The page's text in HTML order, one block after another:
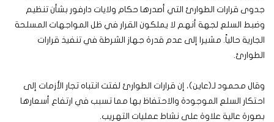
جدوى قرارات الطوارئ التي أصدرها حكام ولايات دارفور بشأن تنظيم
وضبط السلع لجهة أنهم لا يملكون القرار في ظل المواجهات المسلحة
الجارية حالياً. مشيرا إلى عدم قدرة جهاز الشرطة في تنفيذ قرارات
الطوارئ.
وقال محمود لـ(عاين)، إن قرارات الطوارئ لفتت انتباه تجار الأزمات إلى
احتكار السلع الموجودة والاحتفاظ بها مما تسبب في ارتفاع أسعارها
بصورة عالية علاوة على نشاط عمليات التهريب.